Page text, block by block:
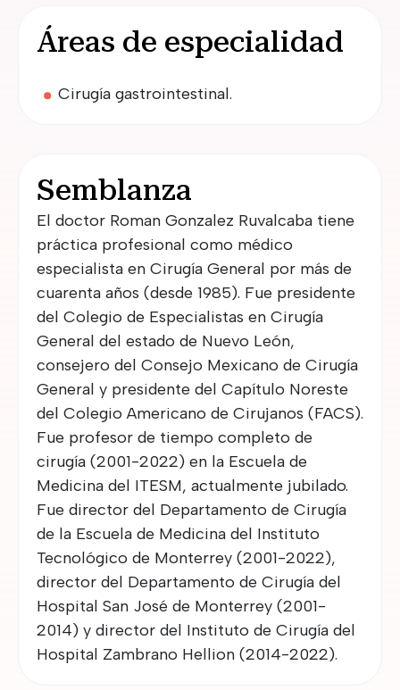
Áreas de especialidad
Cirugía gastrointestinal.
Semblanza
El doctor Roman Gonzalez Ruvalcaba tiene
práctica profesional como médico
especialista en Cirugía General por más de
cuarenta años (desde 1985). Fue presidente
del Colegio de Especialistas en Cirugía
General del estado de Nuevo León,
consejero del Consejo Mexicano de Cirugía
General y presidente del Capítulo Noreste
del Colegio Americano de Cirujanos (FACS).
Fue profesor de tiempo completo de
cirugía (2001-2022) en la Escuela de
Medicina del ITESM, actualmente jubilado.
Fue director del Departamento de Cirugía
de la Escuela de Medicina del Instituto
Tecnológico de Monterrey (2001-2022),
director del Departamento de Cirugía del
Hospital San José de Monterrey (2001-
2014) y director del Instituto de Cirugía del
Hospital Zambrano Hellion (2014-2022).